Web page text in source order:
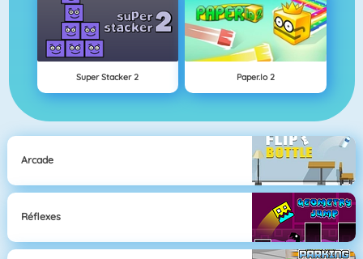
Super Stacker 2 Paper.io 2
Arcade
Réflexes